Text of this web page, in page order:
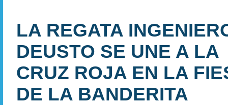
LA REGATA
DEUSTO SE UNE A LA
CRUZ ROJA EN LA
DE LA BANDERITA